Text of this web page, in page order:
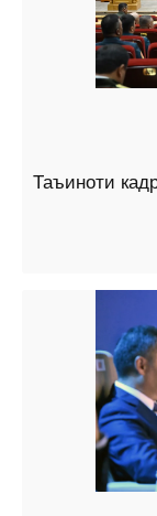
Таъиноти